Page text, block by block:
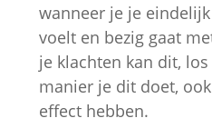
wanneer je je
voelt en bezig gaat
je klachten kan dit,
manier je dit doet,
effect hebben.